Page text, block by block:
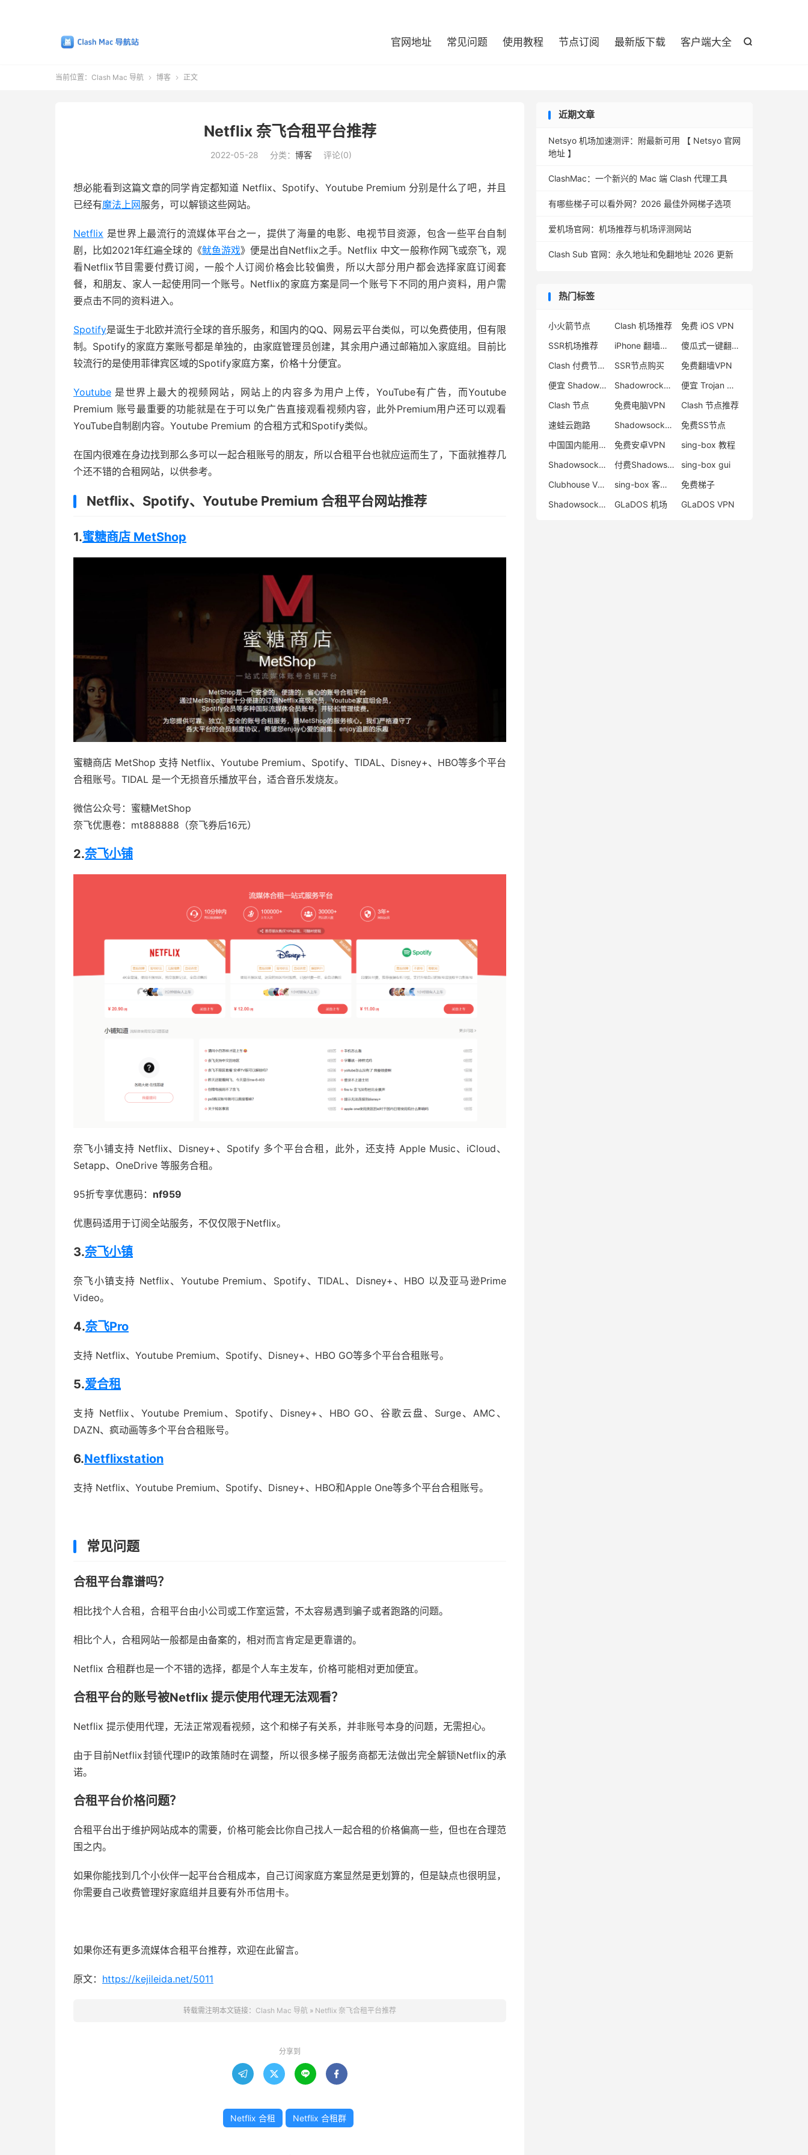

官网地址 常见问题 使用教程 节点订阅 最新版下载 客户端大全
当前位置： Clash Mac 导航  博客  正文
Netflix 奈飞合租平台推荐
2022-05-28 分类： 博客 评论(0)
想必能看到这篇文章的同学肯定都知道 Netflix、Spotify、Youtube Premium 分别是什么了吧，并且
已经有魔法上网服务，可以解锁这些网站。
Netflix 是世界上最流行的流媒体平台之一，提供了海量的电影、电视节目资源，包含一些平台自制
剧，比如2021年红遍全球的《鱿鱼游戏》便是出自Netflix之手。Netflix 中文一般称作网飞或奈飞，观
看Netflix节目需要付费订阅，一般个人订阅价格会比较偏贵，所以大部分用户都会选择家庭订阅套
餐，和朋友、家人一起使用同一个账号。Netflix的家庭方案是同一个账号下不同的用户资料，用户需
要点击不同的资料进入。
Spotify是诞生于北欧并流行全球的音乐服务，和国内的QQ、网易云平台类似，可以免费使用，但有限
制。Spotify的家庭方案账号都是单独的，由家庭管理员创建，其余用户通过邮箱加入家庭组。目前比
较流行的是使用菲律宾区域的Spotify家庭方案，价格十分便宜。
Youtube 是世界上最大的视频网站，网站上的内容多为用户上传，YouTube有广告，而Youtube
Premium 账号最重要的功能就是在于可以免广告直接观看视频内容，此外Premium用户还可以观看
YouTube自制剧内容。Youtube Premium 的合租方式和Spotify类似。
在国内很难在身边找到那么多可以一起合租账号的朋友，所以合租平台也就应运而生了，下面就推荐几
个还不错的合租网站，以供参考。
Netflix、Spotify、Youtube Premium 合租平台网站推荐
1.蜜糖商店 MetShop
蜜糖商店 MetShop 支持 Netflix、Youtube Premium、Spotify、TIDAL、Disney+、HBO等多个平台
合租账号。TIDAL 是一个无损音乐播放平台，适合音乐发烧友。
微信公众号：蜜糖MetShop
奈飞优惠卷：mt888888（奈飞券后16元）
2.奈飞小铺
奈飞小铺支持 Netflix、Disney+、Spotify 多个平台合租，此外，还支持 Apple Music、iCloud、
Setapp、OneDrive 等服务合租。
95折专享优惠码： nf959
优惠码适用于订阅全站服务，不仅仅限于Netflix。
3.奈飞小镇
奈飞小镇支持 Netflix、Youtube Premium、Spotify、TIDAL、Disney+、HBO 以及亚马逊Prime
Video。
4.奈飞Pro
支持 Netflix、Youtube Premium、Spotify、Disney+、HBO GO等多个平台合租账号。
5.爱合租
支持 Netflix、Youtube Premium、Spotify、Disney+、HBO GO、谷歌云盘、Surge、AMC、
DAZN、疯动画等多个平台合租账号。
6.Netflixstation
支持 Netflix、Youtube Premium、Spotify、Disney+、HBO和Apple One等多个平台合租账号。
常见问题
合租平台靠谱吗？
相比找个人合租，合租平台由小公司或工作室运营，不太容易遇到骗子或者跑路的问题。
相比个人，合租网站一般都是由备案的，相对而言肯定是更靠谱的。
Netflix 合租群也是一个不错的选择，都是个人车主发车，价格可能相对更加便宜。
合租平台的账号被Netflix 提示使用代理无法观看？
Netflix 提示使用代理，无法正常观看视频，这个和梯子有关系，并非账号本身的问题，无需担心。
由于目前Netflix封锁代理IP的政策随时在调整，所以很多梯子服务商都无法做出完全解锁Netflix的承
诺。
合租平台价格问题？
合租平台出于维护网站成本的需要，价格可能会比你自己找人一起合租的价格偏高一些，但也在合理范
围之内。
如果你能找到几个小伙伴一起平台合租成本，自己订阅家庭方案显然是更划算的，但是缺点也很明显，
你需要自己收费管理好家庭组并且要有外币信用卡。
如果你还有更多流媒体合租平台推荐，欢迎在此留言。
原文： https://kejileida.net/5011
转载需注明本文链接： Clash Mac 导航 » Netflix 奈飞合租平台推荐
分享到
   
Netflix 合租 Netflix 合租群
近期文章
Netsyo 机场加速测评：附最新可用 【 Netsyo 官网
地址 】
ClashMac：一个新兴的 Mac 端 Clash 代理工具
有哪些梯子可以看外网？2026 最佳外网梯子选项
爱机场官网：机场推荐与机场评测网站
Clash Sub 官网：永久地址和免翻地址 2026 更新
热门标签
小火箭节点 Clash 机场推荐
免费 iOS VPN
SSR机场推荐
iPhone 翻墙代理软件
傻瓜式一键翻墙VPN客户端
Clash 付费节点购买
SSR节点购买
免费翻墙VPN
便宜 Shadowsocks 购买
Shadowrocket 地址
便宜 Trojan 购买
Clash 节点
免费电脑VPN
Clash 节点推荐
速蛙云跑路
Shadowsocks 付费节点
免费SS节点
中国国内能用的翻墙VPN推荐
免费安卓VPN
sing-box 教程
Shadowsocks 节点哪里买
付费Shadowsocks推荐
sing-box gui
Clubhouse VPN
sing-box 客户端配置
免费梯子
Shadowsocks 服务器
GLaDOS 机场 GLaDOS VPN